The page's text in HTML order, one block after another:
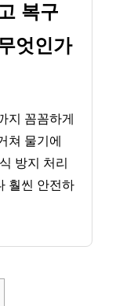
복구
엇인가
지 꼼꼼하게
쳐 물기에
방지 처리
훨씬 안전하